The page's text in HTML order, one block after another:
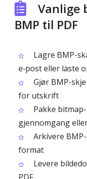
Vanlige
BMP til PDF
Lagre BMP-
e‑post eller laste
Gjør BMP-
for utskrift
Pakke
gjennomgang
Arkivere
format
Levere